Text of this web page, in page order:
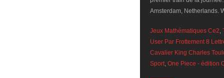
Jeux Mathématiques Ce2,
User Par Frottement 8
Cavalier King Charles
Sport, One Piece - édition